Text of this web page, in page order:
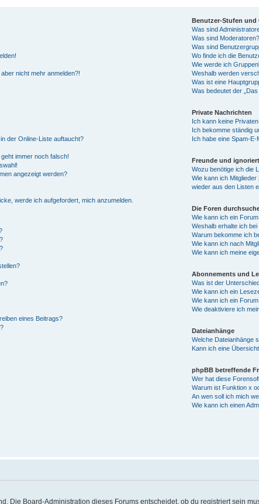
nicht mehr anmelden?!
der Online-Liste auftaucht?
immer noch falsch!
angezeigt werden?
werde ich aufgefordert, mich anzumelden.
eines Beitrags?
Benutzer-Stufen und
Was sind
Was sind Moderatoren?
Was sind
Wo finde ich die
Wie werde ich
Weshalb werden
Was ist eine
Was bedeutet der
Private Nachrichten
Ich kann keine
Ich bekomme ständig
Ich habe eine Spam-
Freunde und
Wozu benötige ich die
Wie kann ich
wieder aus den Listen
Die Foren
Wie kann ich ein
Weshalb erhalte ich
Warum bekomme ich
Wie kann ich nach
Wie kann ich meine
Abonnements und
Was ist der
Wie kann ich ein
Wie kann ich ein
Wie deaktiviere ich
Dateianhänge
Welche Dateianhänge
Kann ich eine
phpBB betreffende
Wer hat diese
Warum ist Funktion x
An wen soll ich mich
Wie kann ich einen
Die Board-Administration dieses Forums entscheidet, ob du registriert sein